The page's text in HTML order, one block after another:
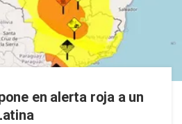
en alerta roja a un